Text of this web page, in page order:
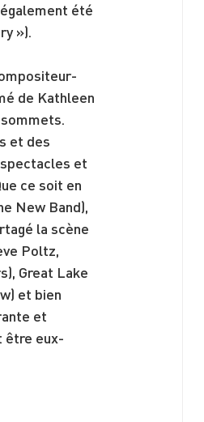
été
»).
de Kathleen
et des
et
ce soit en
New Band),
la scène
Poltz,
Great Lake
et bien
et
être eux-